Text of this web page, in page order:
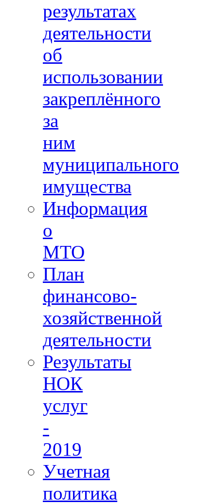
результатах
деятельности
об
использовании
закреплённого
за
ним
муниципального
имущества
Информация
о
МТО
План
финансово-
хозяйственной
деятельности
Результаты
НОК
услуг
-
2019
Учетная
политика